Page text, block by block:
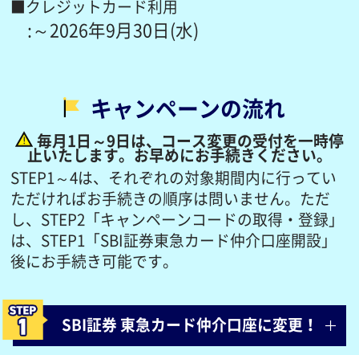
■クレジットカード利用
:～2026年9月30日(水)
キャンペーンの流れ
毎月1日～9日は、コース変更の受付を一時停
止いたします。お早めにお手続きください。
STEP1～4は、それぞれの対象期間内に行ってい
ただければお手続きの順序は問いません。 ただ
し、STEP2「キャンペーンコードの取得・登録」
は、STEP1「SBI証券東急カード仲介口座開設」
後にお手続き可能です。
SBI証券 東急カード仲介口座に変更！